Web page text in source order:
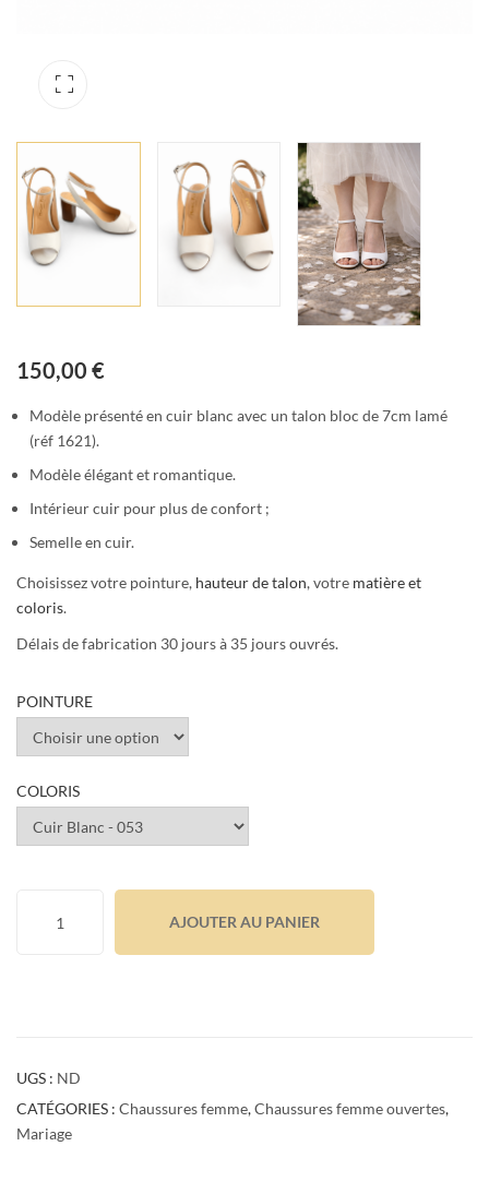
150,00 €
Modèle présenté en cuir blanc avec un talon bloc de 7cm lamé
(réf 1621).
Modèle élégant et romantique.
Intérieur cuir pour plus de confort ;
Semelle en cuir.
Choisissez votre pointure, hauteur de talon, votre matière et
coloris.
Délais de fabrication 30 jours à 35 jours ouvrés.
POINTURE
COLORIS
AJOUTER AU PANIER
UGS : ND
CATÉGORIES : Chaussures femme,Chaussures femme ouvertes,
Mariage